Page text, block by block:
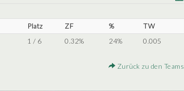
Platz ZF %
TW
1 / 6 0.32% 24% 0.005
Zurück zu den Teams